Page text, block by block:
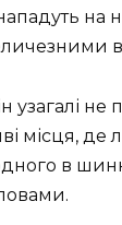
на
узагалі не
місця, де
в